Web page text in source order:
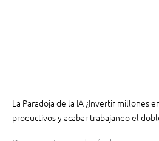
La Paradoja de la IA ¿Invertir millones
productivos y acabar trabajando el